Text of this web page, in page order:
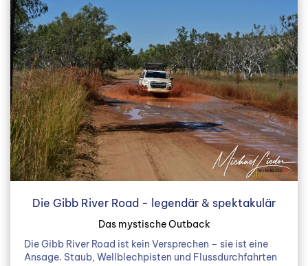
Die Gibb River Road - legendär & spektakulär
Das mystische Outback
Die Gibb River Road ist kein Versprechen – sie ist eine
Ansage. Staub, Wellblechpisten und Flussdurchfahrten